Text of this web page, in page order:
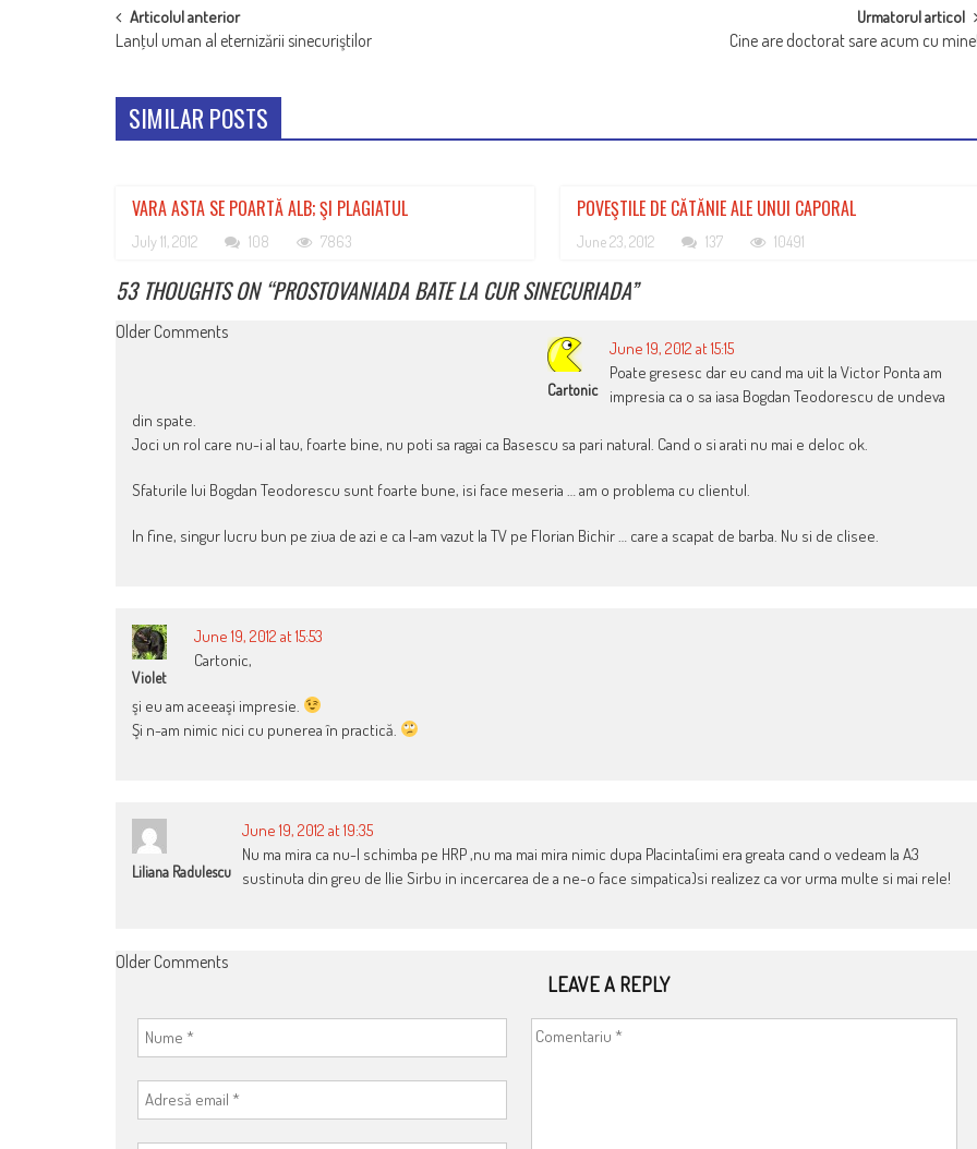
POST
NAVIGATION
Articolul anterior
Lanţul uman al eternizării sinecuriştilor
Urmatorul articol
Cine are doctorat sare acum cu
SIMILAR POSTS
VARA ASTA SE POARTĂ ALB; ŞI PLAGIATUL
July 11, 2012 108 7863
POVEŞTILE DE CĂTĂNIE ALE UNUI CAPORAL
June 23, 2012 137 10491
53 THOUGHTS ON “PROSTOVANIADA BATE LA CUR SINECURIADA”
COMMENT
Older Comments
Cartonic
June 19, 2012 at 15:15
Poate gresesc dar eu cand ma uit la Victor Ponta am
impresia ca o sa iasa Bogdan Teodorescu de undeva
din spate.
Joci un rol care nu-i al tau, foarte bine, nu poti sa ragai ca Basescu sa pari natural. Cand o si arati nu mai e deloc ok.
Sfaturile lui Bogdan Teodorescu sunt foarte bune, isi face meseria … am o problema cu clientul.
In fine, singur lucru bun pe ziua de azi e ca l-am vazut la TV pe Florian Bichir … care a scapat de barba. Nu si de clisee.
Violet
June 19, 2012 at 15:53
Cartonic,
şi eu am aceeaşi impresie.
Şi n-am nimic nici cu punerea în practică.
Liliana Radulescu
June 19, 2012 at 19:35
Nu ma mira ca nu-l schimba pe HRP ,nu ma mai mira nimic dupa Placinta(imi era greata cand o vedeam la A3
sustinuta din greu de Ilie Sirbu in incercarea de a ne-o face simpatica)si realizez ca vor urma multe si mai rele!
COMMENT
Older Comments
LEAVE A REPLY